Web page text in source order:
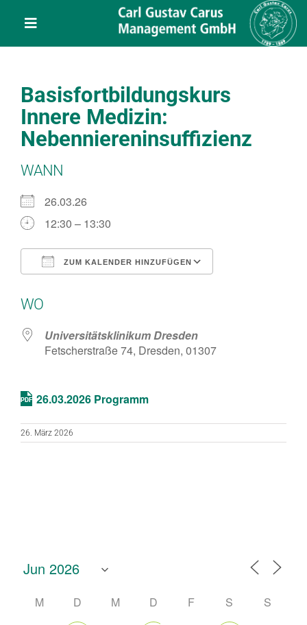
Toggle
Navigation
Über uns
Projekte
Basisfortbildungskurs
Innere Medizin:
Nebenniereninsuffizienz
WANN
26.03.26
12:30 – 13:30
ZUM KALENDER HINZUFÜGEN
WO
Universitätsklinikum Dresden
Fetscherstraße 74, Dresden, 01307
26.03.2026 Programm
26. März 2026
M D M D F S
S